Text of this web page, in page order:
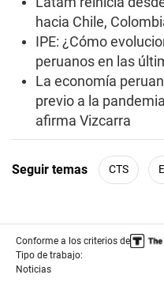
hacia Chile,
IPE: ¿Cómo
peruanos en las
La economía
previo a la
afirma Vizcarra
Seguir temas CTS
Conforme a los criterios de
Tipo de trabajo:
Noticias